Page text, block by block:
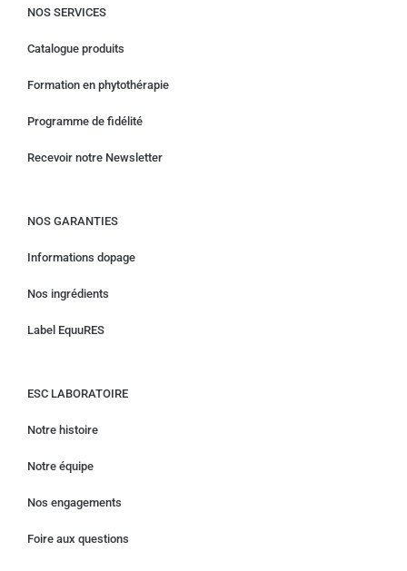
NOS SERVICES
Catalogue produits
Formation en phytothérapie
Programme de fidélité
Recevoir notre Newsletter
NOS GARANTIES
Informations dopage
Nos ingrédients
Label EquuRES
ESC LABORATOIRE
Notre histoire
Notre équipe
Nos engagements
Foire aux questions